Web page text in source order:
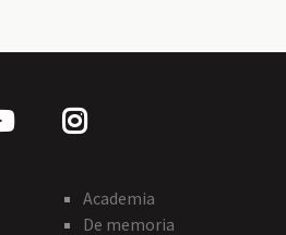
Academia
De memoria